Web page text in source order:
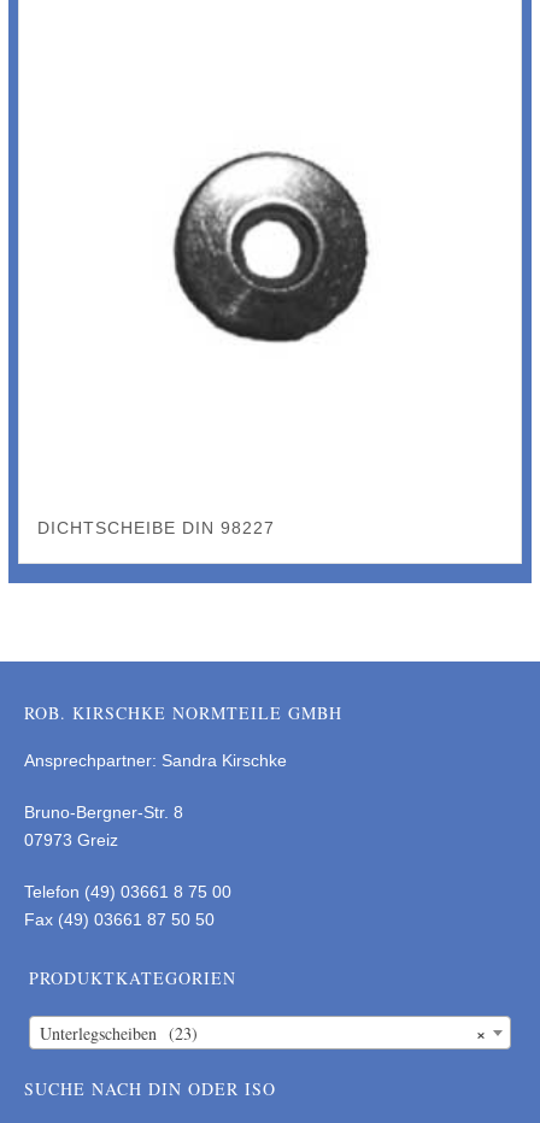
DICHTSCHEIBE DIN 98227
ROB. KIRSCHKE NORMTEILE GMBH
Ansprechpartner: Sandra Kirschke
Bruno-Bergner-Str. 8
07973 Greiz
Telefon (49) 03661 8 75 00
Fax (49) 03661 87 50 50
PRODUKTKATEGORIEN
×
Unterlegscheiben (23)
SUCHE NACH DIN ODER ISO